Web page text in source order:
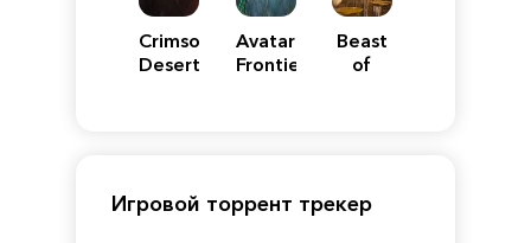
Crimson
Desert
Avatar:
Frontiers
Beast
of
Игровой торрент трекер